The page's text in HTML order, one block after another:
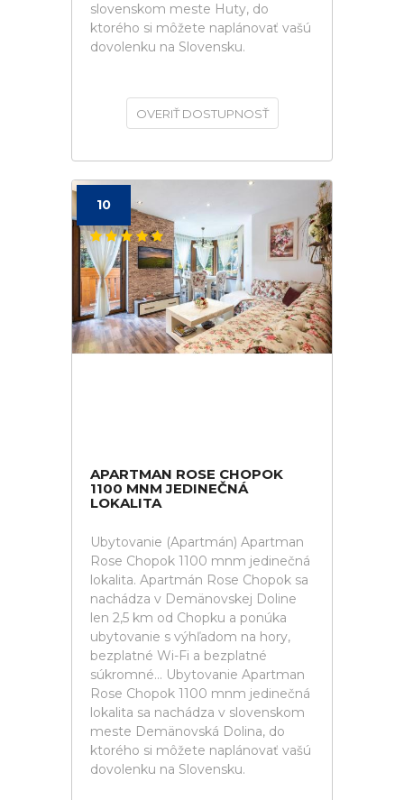
slovenskom meste Huty, do
ktorého si môžete naplánovať vašú
dovolenku na Slovensku.
OVERIŤ DOSTUPNOSŤ
10
APARTMAN ROSE CHOPOK
1100 MNM JEDINEČNÁ
LOKALITA
Ubytovanie (Apartmán) Apartman
Rose Chopok 1100 mnm jedinečná
lokalita. Apartmán Rose Chopok sa
nachádza v Demänovskej Doline
len 2,5 km od Chopku a ponúka
ubytovanie s výhľadom na hory,
bezplatné Wi-Fi a bezplatné
súkromné... Ubytovanie Apartman
Rose Chopok 1100 mnm jedinečná
lokalita sa nachádza v slovenskom
meste Demänovská Dolina, do
ktorého si môžete naplánovať vašú
dovolenku na Slovensku.